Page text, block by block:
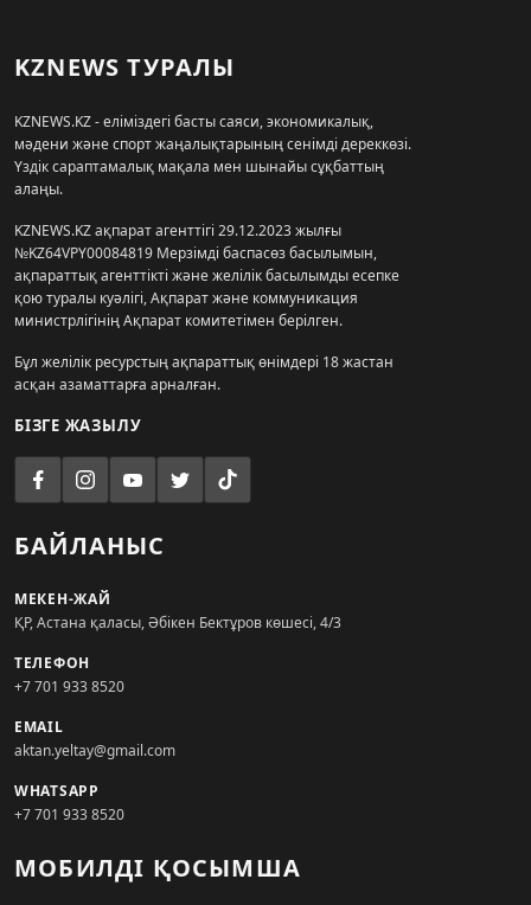
KZNEWS ТУРАЛЫ
KZNEWS.KZ - еліміздегі басты саяси, экономикалық,
мәдени және спорт жаңалықтарының сенімді дереккөзі.
Үздік сараптамалық мақала мен шынайы сұқбаттың
алаңы.
KZNEWS.KZ ақпарат агенттігі 29.12.2023 жылғы
№KZ64VPY00084819 Мерзімді баспасөз басылымын,
ақпараттық агенттікті және желілік басылымды есепке
қою туралы куәлігі, Ақпарат және коммуникация
министрлігінің Ақпарат комитетімен берілген.
Бұл желілік ресурстың ақпараттық өнімдері 18 жастан
асқан азаматтарға арналған.
БІЗГЕ ЖАЗЫЛУ
БАЙЛАНЫС
МЕКЕН-ЖАЙ
ҚР, Астана қаласы, Әбікен Бектұров көшесі, 4/3
ТЕЛЕФОН
+7 701 933 8520
EMAIL
aktan.yeltay@gmail.com
WHATSAPP
+7 701 933 8520
МОБИЛДІ ҚОСЫМША